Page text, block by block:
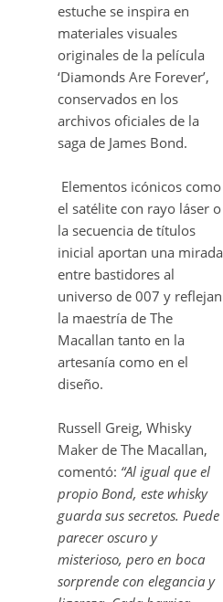
estuche se inspira en
materiales visuales
originales de la película
‘Diamonds Are Forever’,
conservados en los
archivos oficiales de la
saga de James Bond.
Elementos icónicos como
el satélite con rayo láser o
la secuencia de títulos
inicial aportan una mirada
entre bastidores al
universo de 007 y reflejan
la maestría de The
Macallan tanto en la
artesanía como en el
diseño.
Russell Greig, Whisky
Maker de The Macallan,
comentó: “Al igual que el
propio Bond, este whisky
guarda sus secretos. Puede
parecer oscuro y
misterioso, pero en boca
sorprende con elegancia y